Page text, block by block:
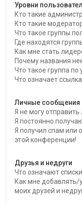
Уровни
Кто такие
Кто такие
Что такое группы
Где находятся
Как мне стать
Почему названия
Что такое группа
Что означает
Личные сообщения
Я не могу
Я постоянно
Я получил спам или
этой конференции!
Друзья и недруги
Что означают
Как мне добавлять/
моих друзей и